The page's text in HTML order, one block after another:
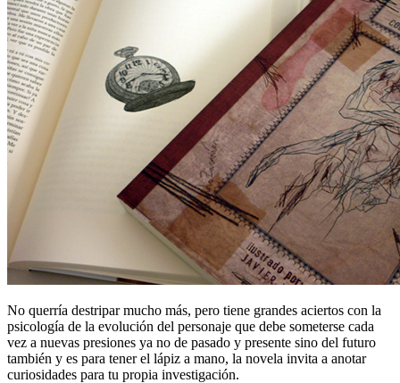
No querría destripar mucho más, pero tiene grandes aciertos con la
psicología de la evolución del personaje que debe someterse cada
vez a nuevas presiones ya no de pasado y presente sino del futuro
también y es para tener el lápiz a mano, la novela invita a anotar
curiosidades para tu propia investigación.